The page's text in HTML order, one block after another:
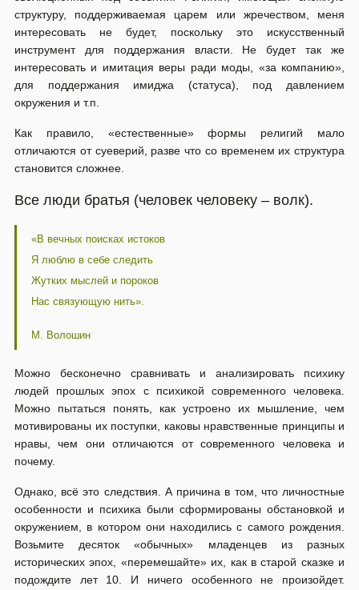
структуру, поддерживаемая царем или жречеством, меня
интересовать не будет, поскольку это искусственный
инструмент для поддержания власти. Не будет так же
интересовать и имитация веры ради моды, «за компанию»,
для поддержания имиджа (статуса), под давлением
окружения и т.п.
Как правило, «естественные» формы религий мало
отличаются от суеверий, разве что со временем их структура
становится сложнее.
Все люди братья (человек человеку – волк).
«В вечных поисках истоков
Я люблю в себе следить
Жутких мыслей и пороков
Нас связующую нить».
М. Волошин
Можно бесконечно сравнивать и анализировать психику
людей прошлых эпох с психикой современного человека.
Можно пытаться понять, как устроено их мышление, чем
мотивированы их поступки, каковы нравственные принципы и
нравы, чем они отличаются от современного человека и
почему.
Однако, всё это следствия. А причина в том, что личностные
особенности и психика были сформированы обстановкой и
окружением, в котором они находились с самого рождения.
Возьмите десяток «обычных» младенцев из разных
исторических эпох, «перемешайте» их, как в старой сказке и
подождите лет 10. И ничего особенного не произойдет.